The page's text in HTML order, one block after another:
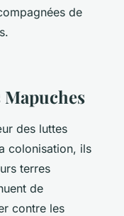
de
des luttes
colonisation, ils
terres
de
contre les